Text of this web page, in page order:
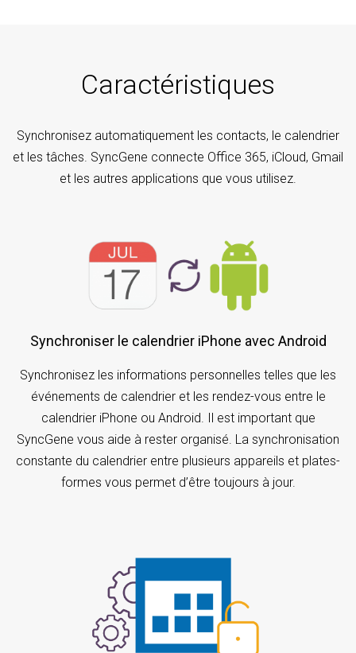
Caractéristiques
Synchronisez automatiquement les contacts, le calendrier
et les tâches. SyncGene connecte Office 365, iCloud, Gmail
et les autres applications que vous utilisez.
Synchroniser le calendrier iPhone avec Android
Synchronisez les informations personnelles telles que les
événements de calendrier et les rendez-vous entre le
calendrier iPhone ou Android. Il est important que
SyncGene vous aide à rester organisé. La synchronisation
constante du calendrier entre plusieurs appareils et plates-
formes vous permet d’être toujours à jour.